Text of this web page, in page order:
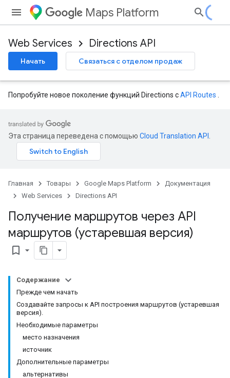
Maps Platform
Web Services Directions API
Начать Связаться с отделом продаж
Попробуйте новое поколение функций Directions сAPI Routes
Эта страница переведена с помощью Cloud Translation API
Главная Товары Google Maps Platform
Документация
Web Services
Directions API
Получение маршрутов через API
маршрутов (устаревшая версия)
bookmark_border
Содержание
Прежде чем начать
Создавайте запросы к API построения маршрутов (устаревшая
версия).
Необходимые параметры
место назначения
источник
Дополнительные параметры
альтернативы